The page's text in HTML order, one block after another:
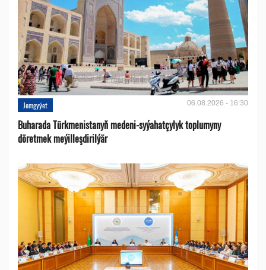
Jemgyýet 06.08.2026 - 16:30
Buharada Türkmenistanyň medeni-syýahatçylyk toplumyny
döretmek meýilleşdirilýär